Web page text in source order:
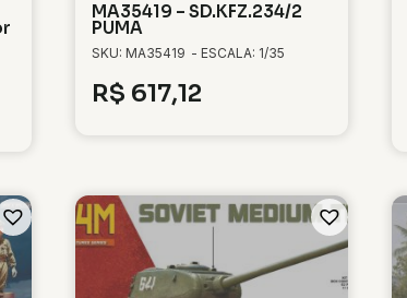
MA35419 – SD.KFZ.234/2
PUMA
SKU: MA35419 - ESCALA: 1/35
R$ 617,12